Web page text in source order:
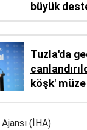
büyük
Tuzla'da
köşk'
(İHA)